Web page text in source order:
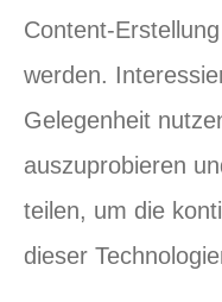
Content-
werden.
Gelegenheit
auszuprobieren
teilen, um die
dieser